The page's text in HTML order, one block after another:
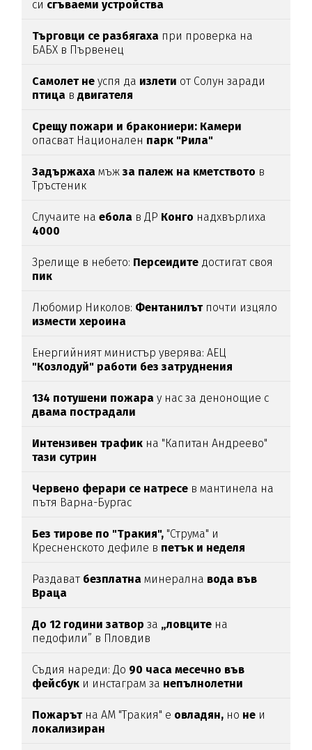
си сгъваеми устройства
Търговци се разбягаха при проверка на
БАБХ в Първенец
Самолет не успя да излети от Солун заради
птица вдвигателя
Срещу пожари и бракониери: Камери
опасват Национален парк "Рила"
Задържаха мъжза палеж на кметството в
Тръстеник
Случаите наебола в ДР Конго надхвърлиха
4000
Зрелище в небето: Персеидите достигат своя
пик
Любомир Николов: Фентанилътпочти изцяло
измести хероина
Енергийният министър уверява: АЕЦ
"Козлодуй" работи без затруднения
134 потушени пожара у нас за денонощие с
двама пострадали
Интензивен трафик на "Капитан Андреево"
тази сутрин
Червено ферари се натресе в мантинела на
пътя Варна-Бургас
Без тирове по "Тракия", "Струма" и
Кресненското дефиле в петък и неделя
Раздават безплатна минерална вода във
Враца
До 12 години затвор за „ловците на
педофили” в Пловдив
Съдия нареди: До 90 часа месечно във
фейсбук и инстаграм за непълнолетни
Пожарътна АМ "Тракия" е овладян, но не и
локализиран